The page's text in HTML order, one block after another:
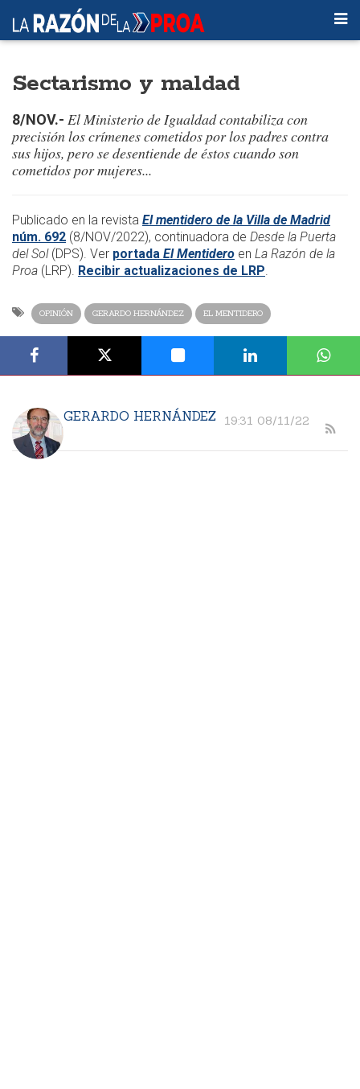
Sectarismo y maldad
8/NOV.- El Ministerio de Igualdad contabiliza con
precisión los crímenes cometidos por los padres contra
sus hijos, pero se desentiende de éstos cuando son
cometidos por mujeres...
​Publicado en la revista El mentidero de la Villa de Madrid
núm. 692 (8/NOV/2022), continuadora de Desde la Puerta
del Sol(DPS). Ver portada El Mentidero en La Razón de la
Proa (LRP). Recibir actualizaciones de LRP.
OPINIÓN GERARDO HERNÁNDEZ EL MENTIDERO
GERARDO HERNÁNDEZ 19:31 08/11/22